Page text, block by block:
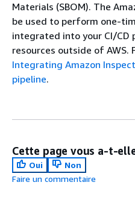
Materials (SBOM). The
be used to perform one-
integrated into your CI/CD
resources outside of AWS.
Integrating Amazon
pipeline.
Cette page vous a-t-
Oui
Non
Faire un commentaire